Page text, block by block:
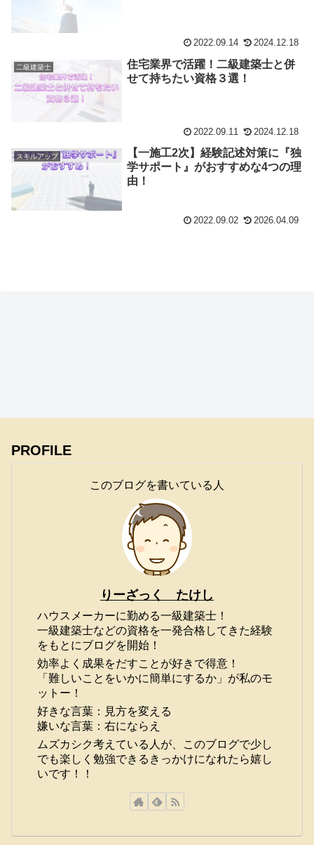
2022.09.14 2024.12.18
二級建築士
住宅業界で活躍！二級建築士と併
せて持ちたい資格３選！
2022.09.11 2024.12.18
スキルアップ
【一施工2次】経験記述対策に『独
学サポート』がおすすめな4つの理
由！
2022.09.02 2026.04.09
PROFILE
このブログを書いている人
りーざっく たけし
ハウスメーカーに勤める一級建築士！
一級建築士などの資格を一発合格してきた経験
をもとにブログを開始！
効率よく成果をだすことが好きで得意！
「難しいことをいかに簡単にするか」が私のモ
ットー！
好きな言葉：見方を変える
嫌いな言葉：右にならえ
ムズカシク考えている人が、このブログで少し
でも楽しく勉強できるきっかけになれたら嬉し
いです！！